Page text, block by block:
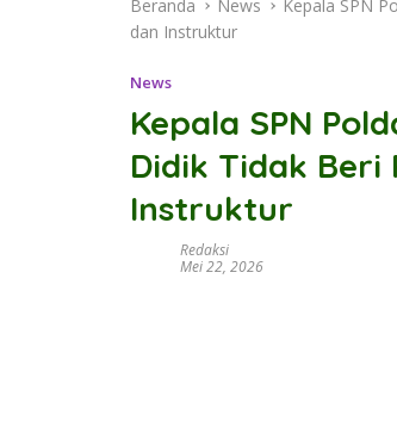
Beranda News
Kepala SPN
dan Instruktur
News
Kepala SPN
Didik Tidak Beri
Instruktur
Redaksi
Mei 22, 2026